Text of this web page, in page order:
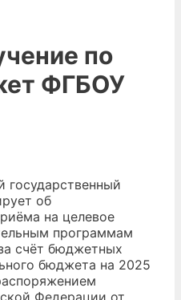
по
ФГБОУ
об
на целевое
программам
счёт бюджетных
бюджета на 2025